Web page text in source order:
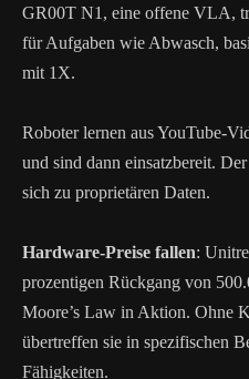
GR00T N1, eine offene VLA,
für Aufgaben wie Abwasch,
mit 1X.
Roboter lernen aus YouTube-
und sind dann einsatzbereit.
sich zu proprietären Daten.
Hardware-Preise fallen:
prozentigen Rückgang von
Moore’s Law in Aktion. Ohne
übertreffen sie in spezifischen
Fähigkeiten.